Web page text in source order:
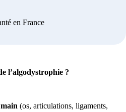
en France
l’algodystrophie ?
(os, articulations, ligaments,